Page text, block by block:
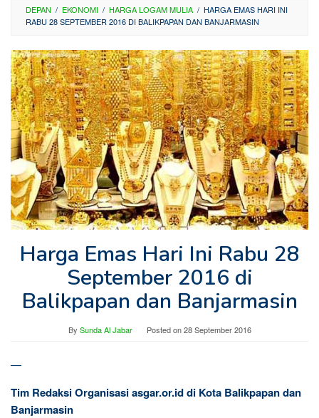
DEPAN / EKONOMI / HARGA LOGAM MULIA / HARGA EMAS HARI INI
RABU 28 SEPTEMBER 2016 DI BALIKPAPAN DAN BANJARMASIN
Harga Emas Hari Ini Rabu 28
September 2016 di
Balikpapan dan Banjarmasin
By Sunda Al Jabar Posted on28 September 2016
—
Tim Redaksi Organisasi asgar.or.id di Kota Balikpapan dan
Banjarmasin